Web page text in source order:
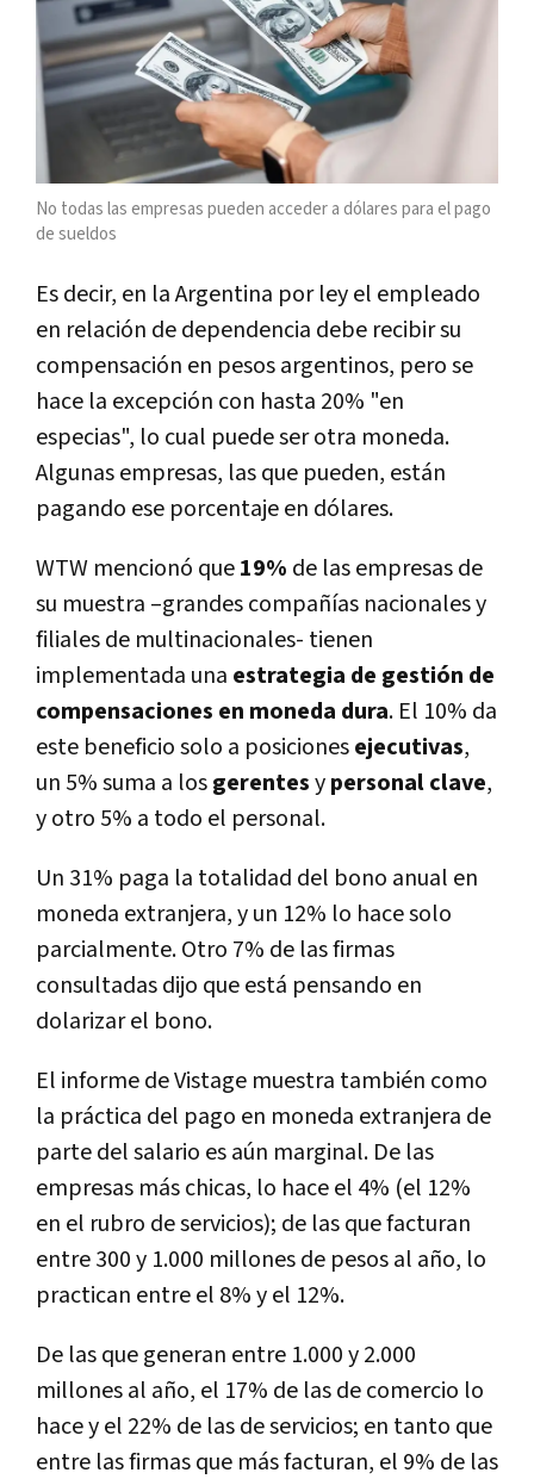
No todas las empresas pueden acceder a dólares para el pago
de sueldos
Es decir, en la Argentina por ley el empleado
en relación de dependencia debe recibir su
compensación en pesos argentinos, pero se
hace la excepción con hasta 20% "en
especias", lo cual puede ser otra moneda.
Algunas empresas, las que pueden, están
pagando ese porcentaje en dólares.
WTW mencionó que19% de las empresas de
su muestra –grandes compañías nacionales y
filiales de multinacionales- tienen
implementada una estrategia de gestión de
compensaciones en moneda dura. El 10% da
este beneficio solo a posicionesejecutivas,
un 5% suma a losgerentesypersonal clave,
y otro 5% a todo el personal.
Un 31% paga la totalidad del bono anual en
moneda extranjera, y un 12% lo hace solo
parcialmente. Otro 7% de las firmas
consultadas dijo que está pensando en
dolarizar el bono.
El informe de Vistage muestra también como
la práctica del pago en moneda extranjera de
parte del salario es aún marginal. De las
empresas más chicas, lo hace el 4% (el 12%
en el rubro de servicios); de las que facturan
entre 300 y 1.000 millones de pesos al año, lo
practican entre el 8% y el 12%.
De las que generan entre 1.000 y 2.000
millones al año, el 17% de las de comercio lo
hace y el 22% de las de servicios; en tanto que
entre las firmas que más facturan, el 9% de las